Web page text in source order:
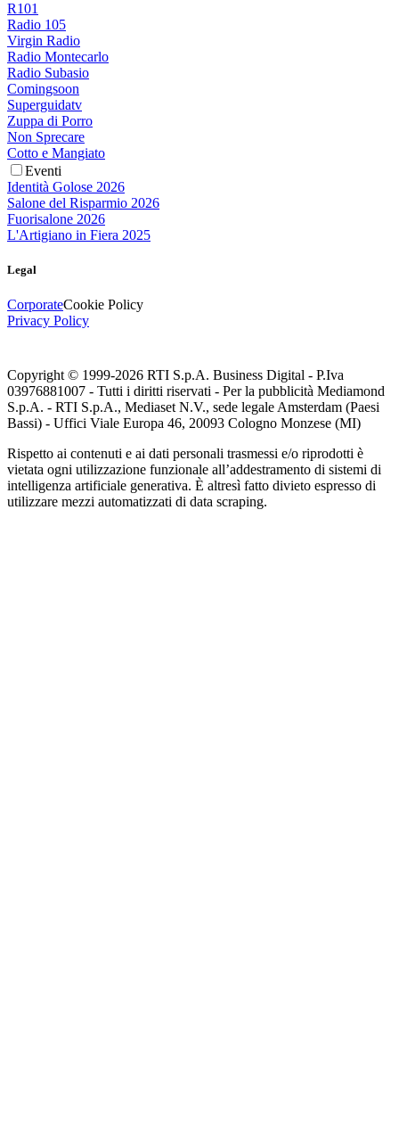
R101
Radio 105
Virgin Radio
Radio Montecarlo
Radio Subasio
Comingsoon
Superguidatv
Zuppa di Porro
Non Sprecare
Cotto e Mangiato
Eventi
Identità Golose 2026
Salone del Risparmio 2026
Fuorisalone 2026
L'Artigiano in Fiera 2025
Legal
CorporateCookie Policy
Privacy Policy
Copyright © 1999-2026 RTI S.p.A. Business Digital - P.Iva
03976881007 - Tutti i diritti riservati - Per la pubblicità Mediamond
S.p.A. - RTI S.p.A., Mediaset N.V., sede legale Amsterdam (Paesi
Bassi) - Uffici Viale Europa 46, 20093 Cologno Monzese (MI)
Rispetto ai contenuti e ai dati personali trasmessi e/o riprodotti è
vietata ogni utilizzazione funzionale all’addestramento di sistemi di
intelligenza artificiale generativa. È altresì fatto divieto espresso di
utilizzare mezzi automatizzati di data scraping.